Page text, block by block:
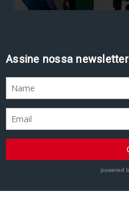
Assine nossa newsletter